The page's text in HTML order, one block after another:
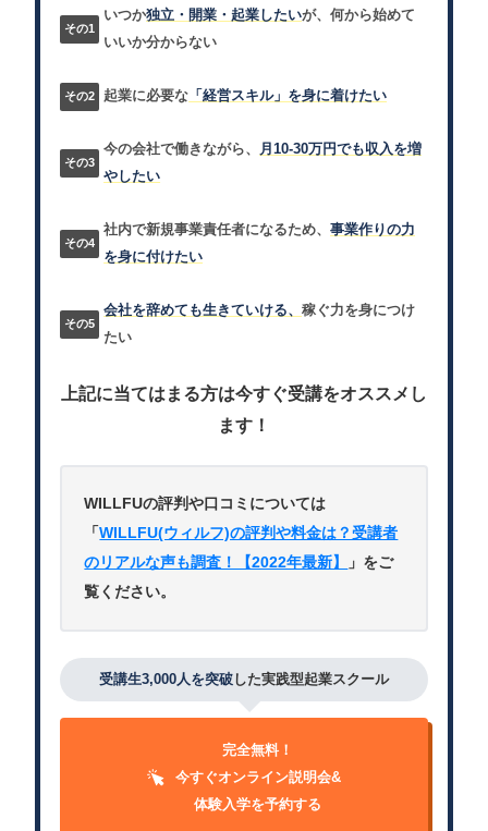
いつか独立・開業・起業したいが、何から始めて
いいか分からない
起業に必要な 「経営スキル」を身に着けたい
今の会社で働きながら、
月10-30万円でも収入を増
やしたい
社内で新規事業責任者になるため、事業作りの力
を身に付けたい
会社を辞めても生きていける、稼ぐ力を身につけ
たい
上記に当てはまる方は今すぐ受講をオススメし
ます！
WILLFUの評判や口コミについては
「WILLFU(ウィルフ)の評判や料金は？受講者
のリアルな声も調査！【2022年最新】
」をご
覧ください。
受講生3,000人を突破 した実践型起業スクール
完全無料！
今すぐオンライン説明会&
体験入学を予約する